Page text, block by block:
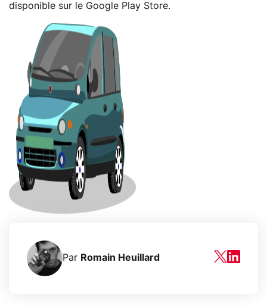
disponible sur le Google Play Store.
Par Romain Heuillard